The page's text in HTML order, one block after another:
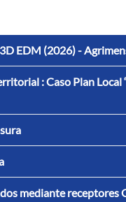
EDM (2026) -
: Caso Plan Local
mediante receptores